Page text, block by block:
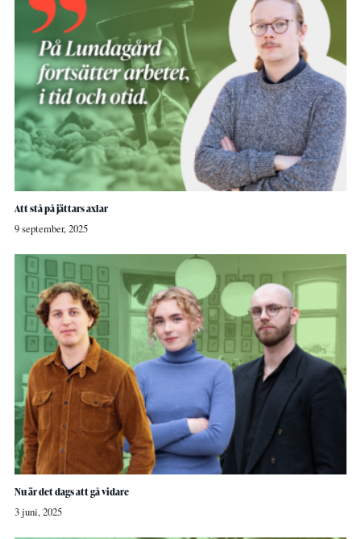
Att stå på jättars axlar
9 september, 2025
Nu är det dags att gå vidare
3 juni, 2025